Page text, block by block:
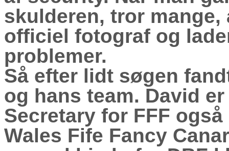
skulderen, tror
officiel fotograf og
problemer.
Så efter lidt søgen
og hans team. David
Secretary for FFF
Wales Fife Fancy